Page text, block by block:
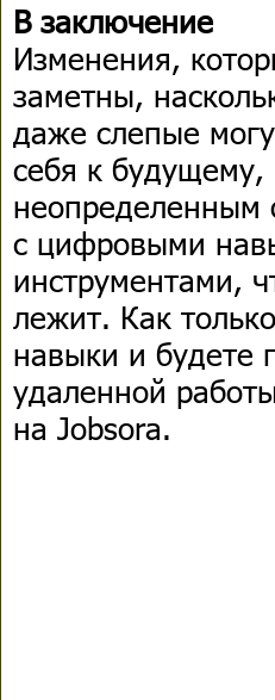
В заключение
Изменения,
заметны,
даже слепые
себя к
неопределенным
с цифровыми
инструментами,
лежит. Как
навыки и будете
удаленной
на Jobsora.